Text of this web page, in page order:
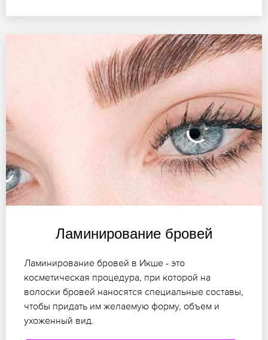
Ламинирование бровей
Ламинирование бровей в Икше - это
косметическая процедура, при которой на
волоски бровей наносятся специальные составы,
чтобы придать им желаемую форму, объем и
ухоженный вид.